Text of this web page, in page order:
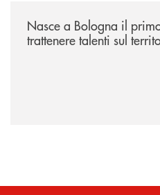
Nasce a Bologna il
trattenere talenti sul